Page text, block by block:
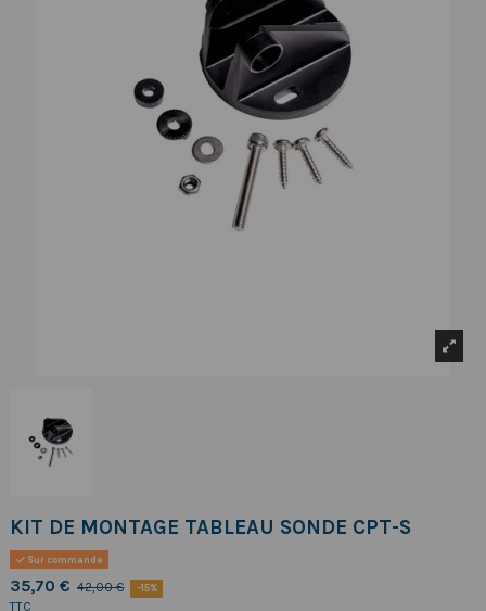
KIT DE MONTAGE TABLEAU SONDE CPT-S
Sur commande
35,70 € 42,00 € -15%
TTC